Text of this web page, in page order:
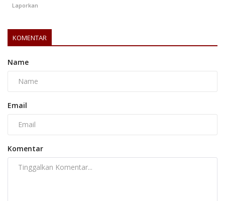
Laporkan
KOMENTAR
Name
Email
Komentar